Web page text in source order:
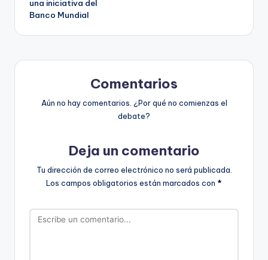
una iniciativa del
Banco Mundial
Comentarios
Aún no hay comentarios. ¿Por qué no comienzas el
debate?
Deja un comentario
Tu dirección de correo electrónico no será publicada.
Los campos obligatorios están marcados con *